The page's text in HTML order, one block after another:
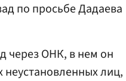
по просьбе Дадаева
через ОНК, в нем он
неустановленных лиц,